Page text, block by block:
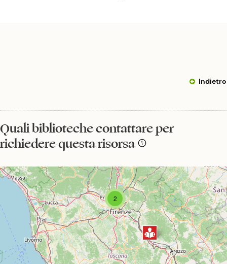
Indietro
Quali biblioteche contattare per
richiedere questa risorsa
2